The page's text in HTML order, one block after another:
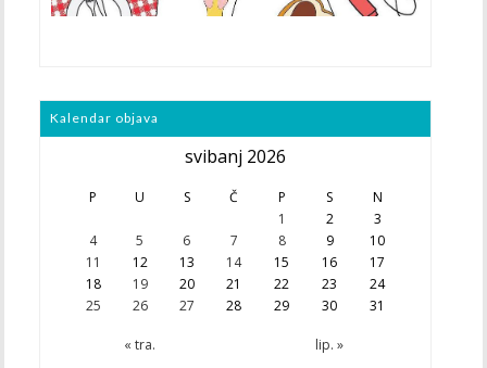
Kalendar objava
svibanj 2026
P U S Č P S N
« tra. lip. »
1 2
3
4
5 6 7 8 9
10
11
12 13 14 15 16
17
18
19 20 21 22 23
24
25
26 27 28 29 30 31